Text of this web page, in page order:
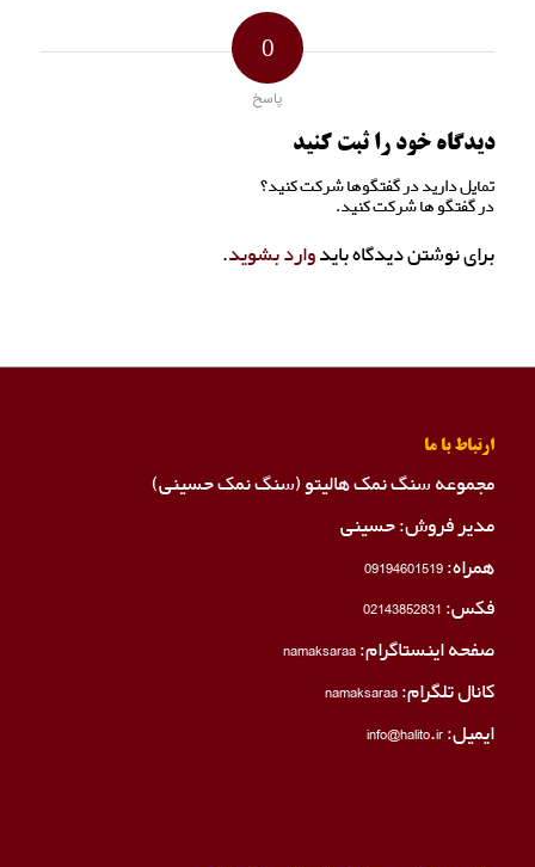
0
پاسخ
دیدگاه خود را ثبت کنید
تمایل دارید در گفتگوها شرکت کنید؟
در گفتگو ها شرکت کنید.
برای نوشتن دیدگاه بایدوارد بشوید.
ارتباط با ما
مجموعه سنگ نمک هالیتو (سنگ نمک حسینی)
مدیر فروش: حسینی
همراه:09194601519
فکس:02143852831
صفحه اینستاگرام:namaksaraa
کانال تلگرام:namaksaraa
ایمیل: info@halito.ir